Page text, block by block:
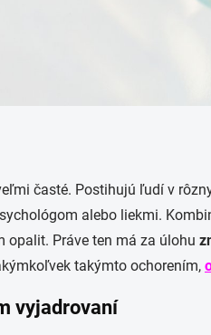
časté. Postihujú ľudí v
alebo liekmi.
opalit. Práve ten má za úlohu
takýmto ochorením,
vyjadrovaní